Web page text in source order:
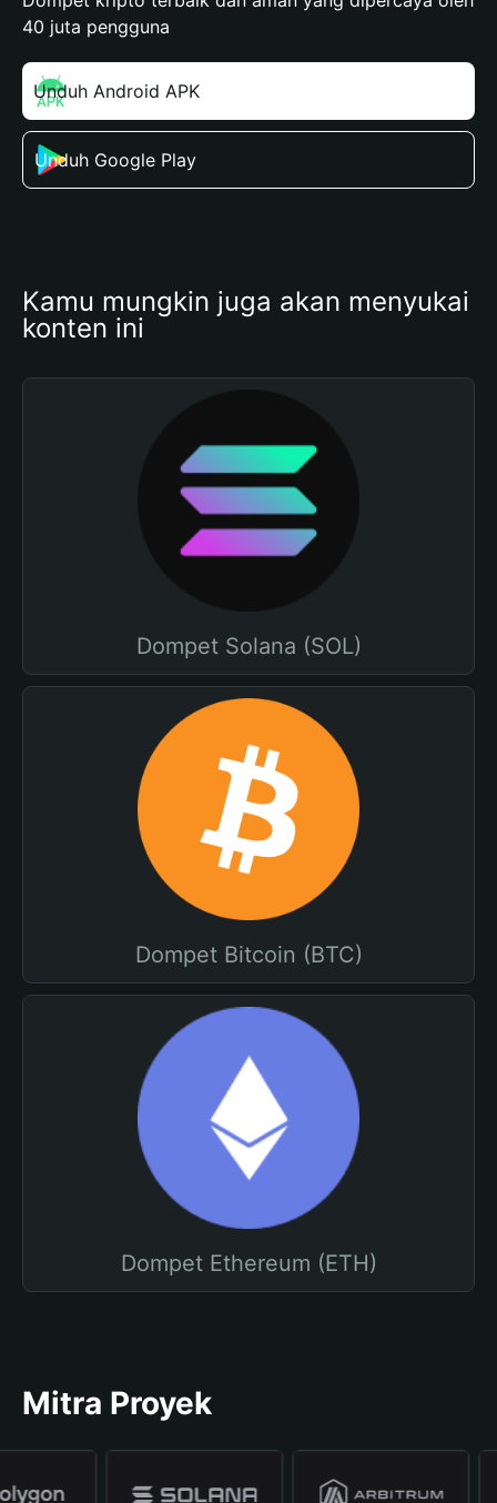
40 juta pengguna
Unduh Android APK
Unduh Google Play
Kamu mungkin juga akan menyukai
konten ini
Dompet Solana (SOL)
Dompet Bitcoin (BTC)
Dompet Ethereum (ETH)
Mitra Proyek